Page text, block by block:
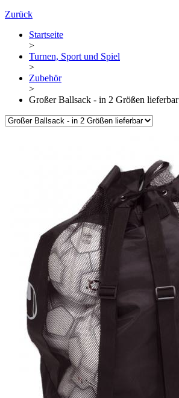
Zurück
Startseite
>
Turnen, Sport und Spiel
>
Zubehör
>
Großer Ballsack - in 2 Größen lieferbar